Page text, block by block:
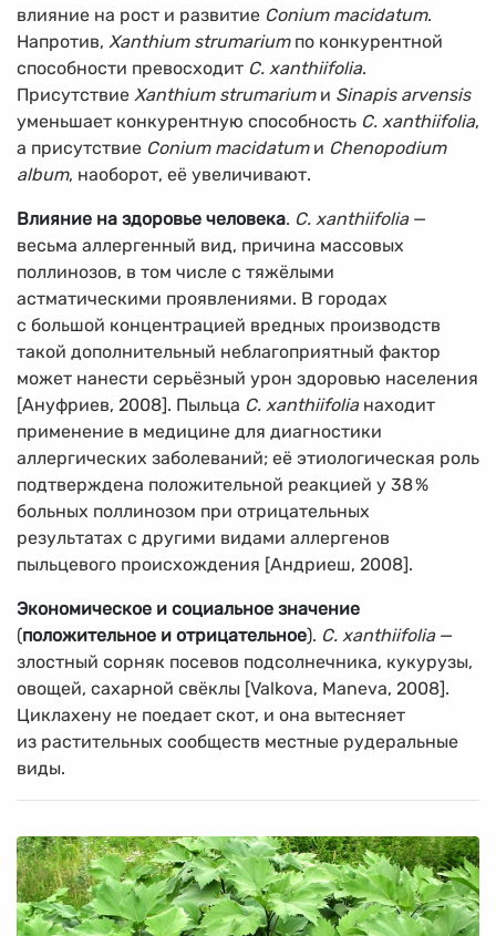
влияние на рост и развитие Conium macidatum.
Напротив, Xanthium strumariumпо конкурентной
способности превосходит C. xanthiifolia.
Присутствие Xanthium strumariumи Sinapis arvensis
уменьшает конкурентную способность C. xanthiifolia,
а присутствие Conium macidatumи Chenopodium
album, наоборот, её увеличивают.
Влияние на здоровье человека. C. xanthiifolia—
весьма аллергенный вид, причина массовых
поллинозов, в том числе с тяжёлыми
астматическими проявлениями. В городах
с большой концентрацией вредных производств
такой дополнительный неблагоприятный фактор
может нанести серьёзный урон здоровью населения
[Ануфриев, 2008]. Пыльца C. xanthiifoliaнаходит
применение в медицине для диагностики
аллергических заболеваний; её этиологическая роль
подтверждена положительной реакцией у 38%
больных поллинозом при отрицательных
результатах с другими видами аллергенов
пыльцевого происхождения [Андриеш, 2008].
Экономическое и социальное значение
(положительное и отрицательное). C. xanthiifolia—
злостный сорняк посевов подсолнечника, кукурузы,
овощей, сахарной свёклы [Valkova, Maneva, 2008].
Циклахену не поедает скот, и она вытесняет
из растительных сообществ местные рудеральные
виды.